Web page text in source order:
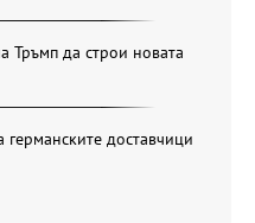
Тръмп да строи новата
германските доставчици